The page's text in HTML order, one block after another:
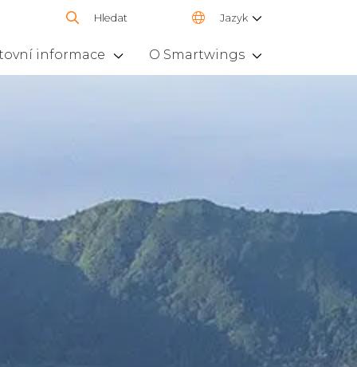
Hledat Jazyk
informace O Smartwings